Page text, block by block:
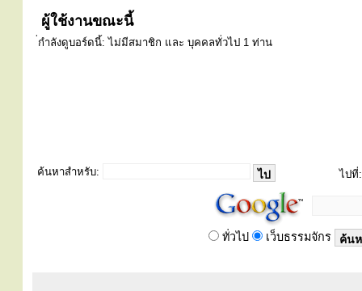
ผู้ใช้งานขณะนี้
่กำลังดูบอร์ดนี้: ไม่มีสมาชิก และ บุคคลทั่วไป 1 ท่าน
ค้นหาสำหรับ: ไปที่:
ทั่วไป เว็บธรรมจักร